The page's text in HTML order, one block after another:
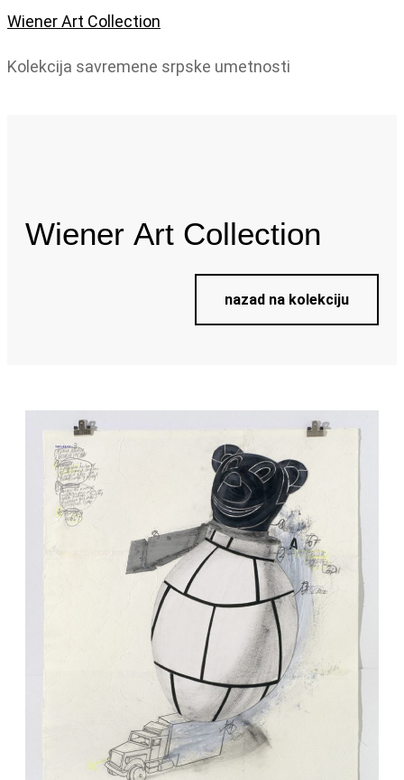
Wiener Art Collection
Kolekcija savremene srpske umetnosti
Wiener Art Collection
nazad na kolekciju